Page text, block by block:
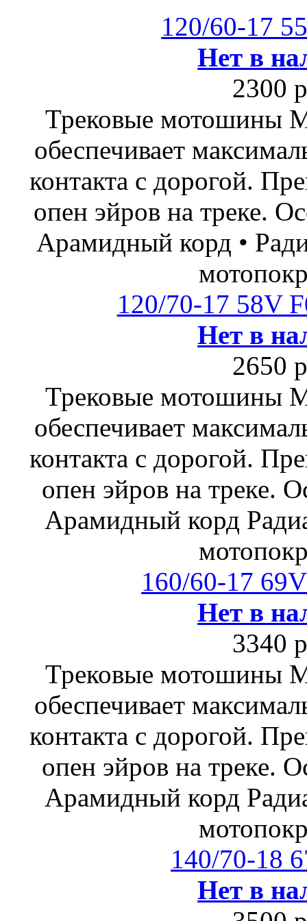
120/60-17
Нет в
2300
Трековые мотошины
обеспечивает
контакта с дорогой.
опен эйров на треке.
Арамидный корд •
120/70-17 58V
Нет в
2650
Трековые мотошины
обеспечивает
контакта с дорогой.
опен эйров на треке.
Арамидный корд
160/60-17
Нет в
3340
Трековые мотошины
обеспечивает
контакта с дорогой.
опен эйров на треке.
Арамидный корд
140/70-18
Нет в